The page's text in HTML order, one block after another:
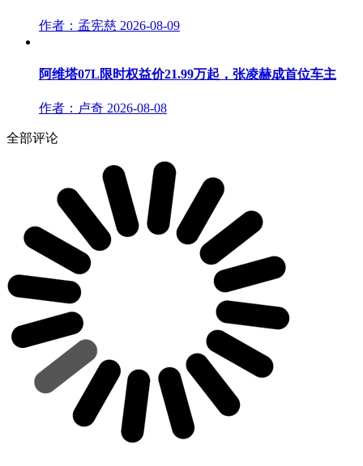
作者：孟宪慈 2026-08-09
阿维塔07L限时权益价21.99万起，张凌赫成首位车主
作者：卢奇 2026-08-08
全部评论